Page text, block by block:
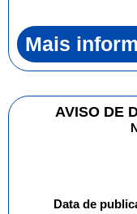
Mais
AVISO DE
Data de